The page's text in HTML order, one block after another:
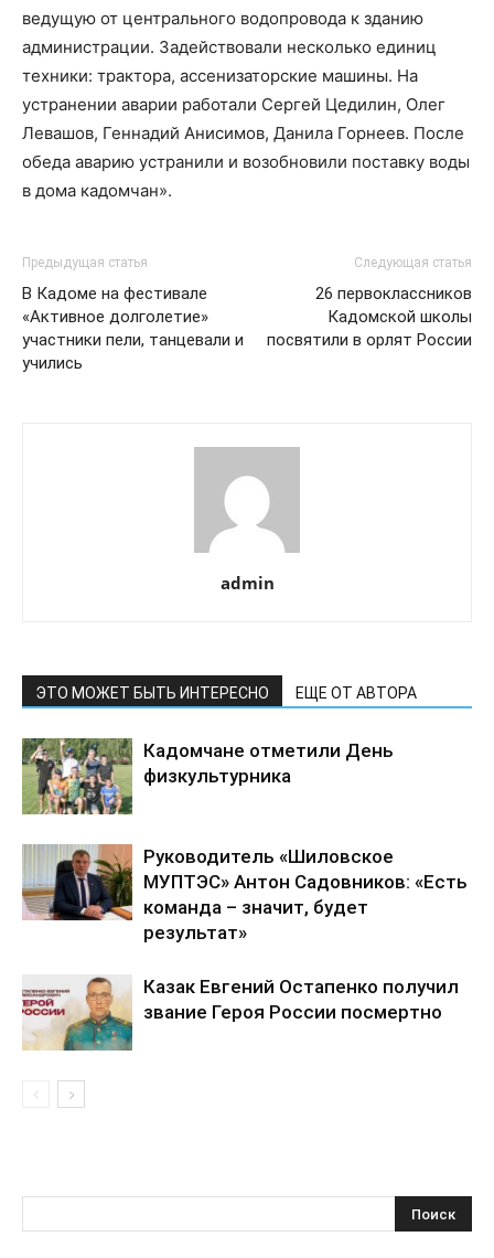
ведущую от центрального водопровода к зданию
администрации. Задействовали несколько единиц
техники: трактора, ассенизаторские машины. На
устранении аварии работали Сергей Цедилин, Олег
Левашов, Геннадий Анисимов, Данила Горнеев. После
обеда аварию устранили и возобновили поставку воды
в дома кадомчан».
Предыдущая статья
В Кадоме на фестивале
«Активное долголетие»
участники пели, танцевали и
учились
Следующая статья
26 первоклассников
Кадомской школы
посвятили в орлят России
admin
ЭТО МОЖЕТ БЫТЬ ИНТЕРЕСНО ЕЩЕ ОТ АВТОРА
Кадомчане отметили День
физкультурника
Руководитель «Шиловское
МУПТЭС» Антон Садовников: «Есть
команда – значит, будет
результат»
Казак Евгений Остапенко получил
звание Героя России посмертно